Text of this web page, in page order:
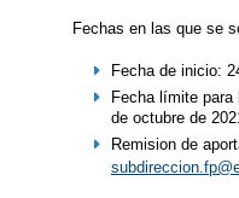
Fechas en las que se
Fecha de inicio:
Fecha límite
de octubre de
Remision de